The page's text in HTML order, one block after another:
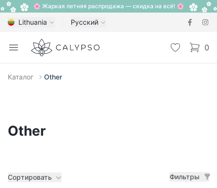
🌸 Жаркая летняя распродажа — скидка на всё! 🌸
Lithuania Русский
Open menu
Calypso Избранное
0
items
Каталог Other
Other
Сортировать Фильтры